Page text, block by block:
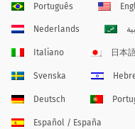
Português
Nederlands
Italiano 日本
Svenska
Deutsch
Español / España